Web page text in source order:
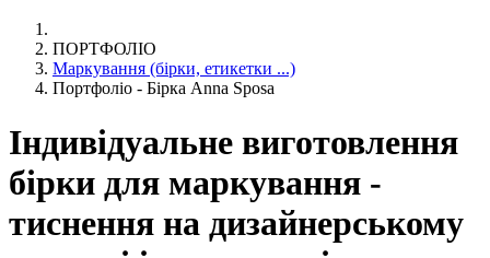
ПОРТФОЛІО
Маркування (бірки, етикетки ...)
Портфоліо - Бірка Anna Sposa
Індивідуальне виготовлення
бірки для маркування -
тиснення на дизайнерському